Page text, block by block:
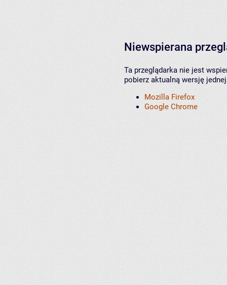
Niewspierana
Ta przeglądarka nie jest
pobierz aktualną wersję
Mozilla Firefox
Google Chrome